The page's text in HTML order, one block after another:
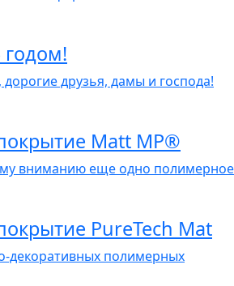
друзья, дамы и господа!
Matt MP®
вниманию еще одно полимерное
PureTech Mat
декоративных полимерных